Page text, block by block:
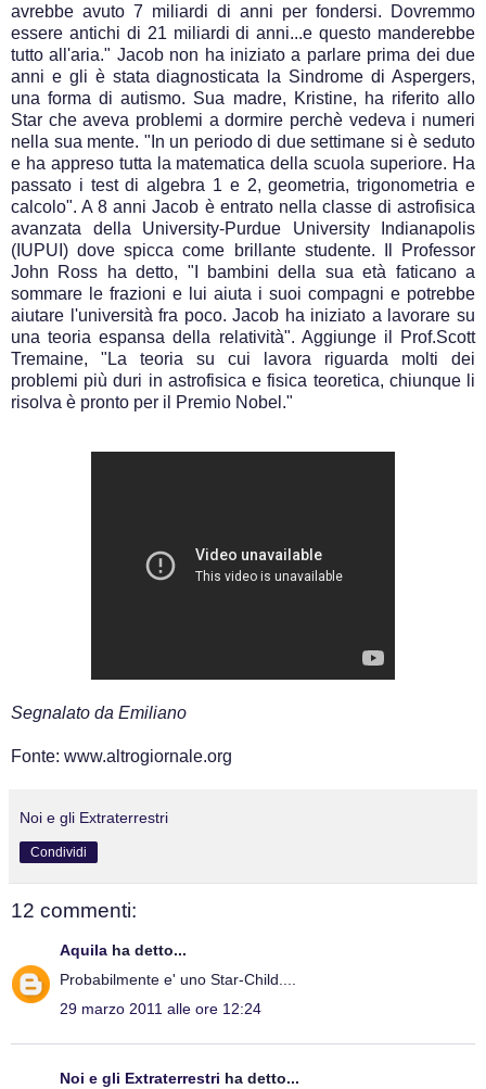
avrebbe avuto 7 miliardi di anni per fondersi. Dovremmo
essere antichi di 21 miliardi di anni...e questo manderebbe
tutto all'aria." Jacob non ha iniziato a parlare prima dei due
anni e gli è stata diagnosticata la Sindrome di Aspergers,
una forma di autismo. Sua madre, Kristine, ha riferito allo
Star che aveva problemi a dormire perchè vedeva i numeri
nella sua mente. "In un periodo di due settimane si è seduto
e ha appreso tutta la matematica della scuola superiore. Ha
passato i test di algebra 1 e 2, geometria, trigonometria e
calcolo". A 8 anni Jacob è entrato nella classe di astrofisica
avanzata della University-Purdue University Indianapolis
(IUPUI) dove spicca come brillante studente. Il Professor
John Ross ha detto, "I bambini della sua età faticano a
sommare le frazioni e lui aiuta i suoi compagni e potrebbe
aiutare l'università fra poco. Jacob ha iniziato a lavorare su
una teoria espansa della relatività". Aggiunge il Prof.Scott
Tremaine, "La teoria su cui lavora riguarda molti dei
problemi più duri in astrofisica e fisica teoretica, chiunque li
risolva è pronto per il Premio Nobel."
Segnalato da Emiliano
Fonte: www.altrogiornale.org
Noi e gli Extraterrestri
Condividi
12 commenti:
Aquila ha detto...
Probabilmente e' uno Star-Child....
29 marzo 2011 alle ore 12:24
Noi e gli Extraterrestri ha detto...